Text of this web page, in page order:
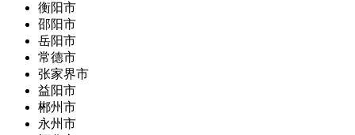
衡阳市
邵阳市
岳阳市
常德市
张家界市
益阳市
郴州市
永州市